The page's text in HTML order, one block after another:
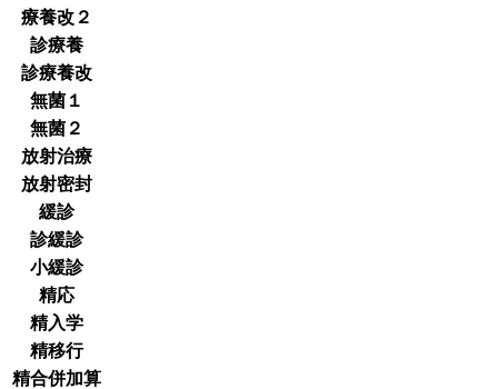
療養改２
診療養
診療養改
無菌１
無菌２
放射治療
放射密封
緩診
診緩診
小緩診
精応
精入学
精移行
精合併加算